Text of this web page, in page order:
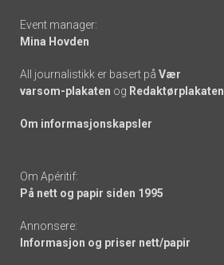
Event manager:
Mina Hovden
All journalistikk er basert på Vær
varsom-plakaten og Redaktørplakaten
Om informasjonskapsler
Om Apéritif:
På nett og papir siden 1995
Annonsere:
Informasjon og priser nett/papir